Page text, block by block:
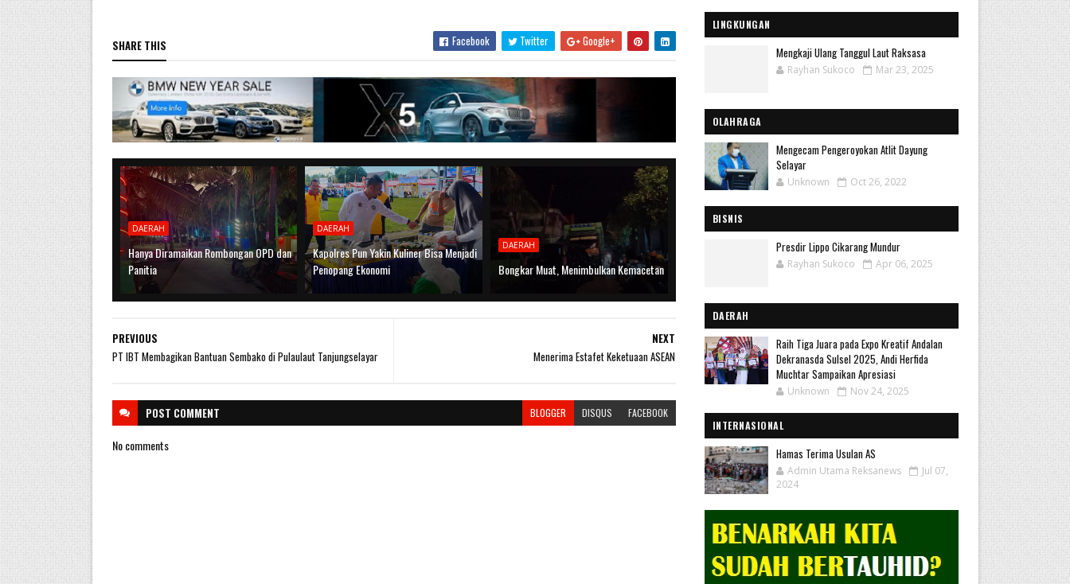
SHARE THIS Facebook Twitter Google+
DAERAH
Hanya Diramaikan Rombongan OPD dan
Panitia
DAERAH
Kapolres Pun Yakin Kuliner Bisa Menjadi
Penopang Ekonomi
DAERAH
Bongkar Muat, Menimbulkan Kemacetan
NEXT
Menerima Estafet Keketuaan ASEAN
PREVIOUS
PT IBT Membagikan Bantuan Sembako di Pulaulaut Tanjungselayar
POST COMMENT BLOGGER DISQUS FACEBOOK
No comments
LINGKUNGAN
Mengkaji Ulang Tanggul Laut Raksasa
Rayhan Sukoco Mar 23, 2025
OLAHRAGA
Mengecam Pengeroyokan Atlit Dayung
Selayar
Unknown Oct 26, 2022
BISNIS
Presdir Lippo Cikarang Mundur
Rayhan Sukoco Apr 06, 2025
DAERAH
Raih Tiga Juara pada Expo Kreatif Andalan
Dekranasda Sulsel 2025, Andi Herfida
Muchtar Sampaikan Apresiasi
Unknown Nov 24, 2025
INTERNASIONAL
Hamas Terima Usulan AS
Admin Utama Reksanews
Jul 07,
2024